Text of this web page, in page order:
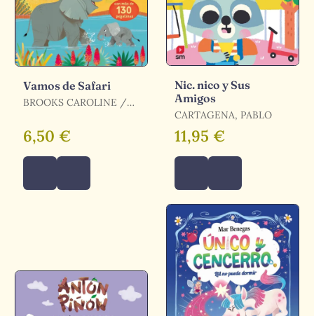
Vamos de Safari
BROOKS CAROLINE /
BROOKS, FELICITY
6,50 €
Nic. nico y Sus
Amigos
CARTAGENA, PABLO
11,95 €